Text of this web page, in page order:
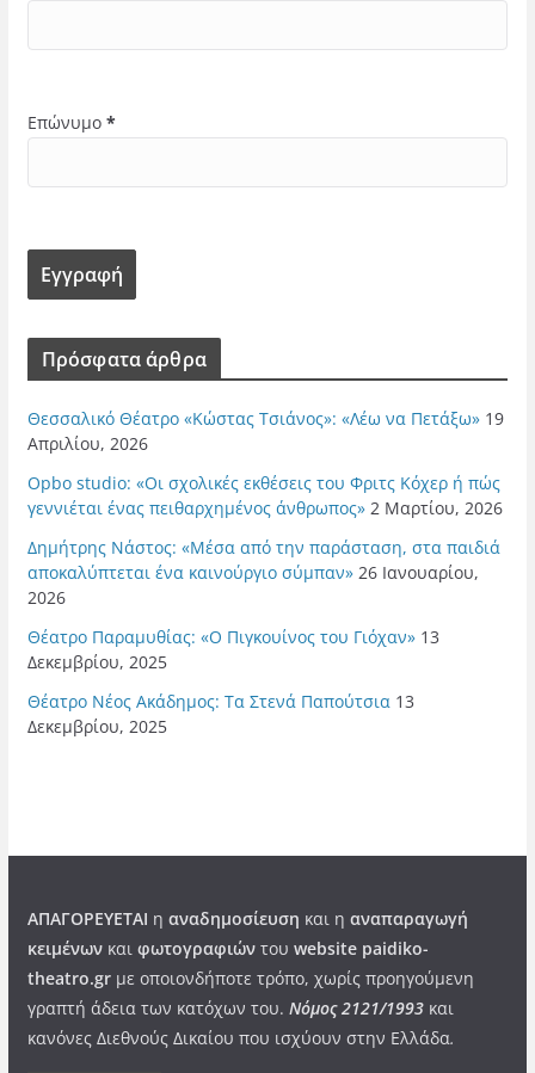
Επώνυμο *
Πρόσφατα άρθρα
Θεσσαλικό Θέατρο «Κώστας Τσιάνος»: «Λέω να Πετάξω» 19
Απριλίου, 2026
Opbo studio: «Οι σχολικές εκθέσεις του Φριτς Κόχερ ή πώς
γεννιέται ένας πειθαρχημένος άνθρωπος» 2 Μαρτίου, 2026
Δημήτρης Νάστος: «Μέσα από την παράσταση, στα παιδιά
αποκαλύπτεται ένα καινούργιο σύμπαν» 26 Ιανουαρίου,
2026
Θέατρο Παραμυθίας: «Ο Πιγκουίνος του Γιόχαν» 13
Δεκεμβρίου, 2025
Θέατρο Νέος Ακάδημος: Τα Στενά Παπούτσια 13
Δεκεμβρίου, 2025
ΑΠΑΓΟΡΕΥΕΤΑΙ η αναδημοσίευση και η αναπαραγωγή
κειμένωνκαι φωτογραφιώντου website paidiko-
theatro.grμε οποιονδήποτε τρόπο, χωρίς προηγούμενη
γραπτή άδεια των κατόχων του. Νόμος 2121/1993και
κανόνες Διεθνούς Δικαίου που ισχύουν στην Ελλάδα.